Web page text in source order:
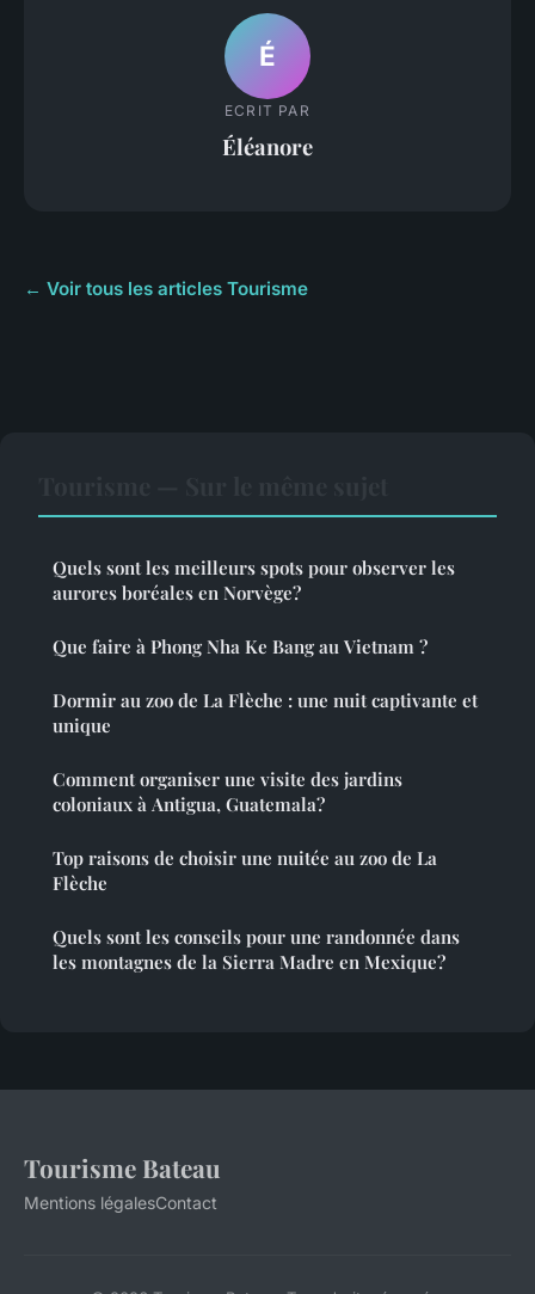
É
ECRIT PAR
Éléanore
← Voir tous les articles Tourisme
Quels sont les meilleurs spots pour observer les
aurores boréales en Norvège?
Que faire à Phong Nha Ke Bang au Vietnam ?
Dormir au zoo de La Flèche : une nuit captivante et
unique
Comment organiser une visite des jardins
coloniaux à Antigua, Guatemala?
Top raisons de choisir une nuitée au zoo de La
Flèche
Quels sont les conseils pour une randonnée dans
les montagnes de la Sierra Madre en Mexique?
Tourisme Bateau
Mentions légalesContact